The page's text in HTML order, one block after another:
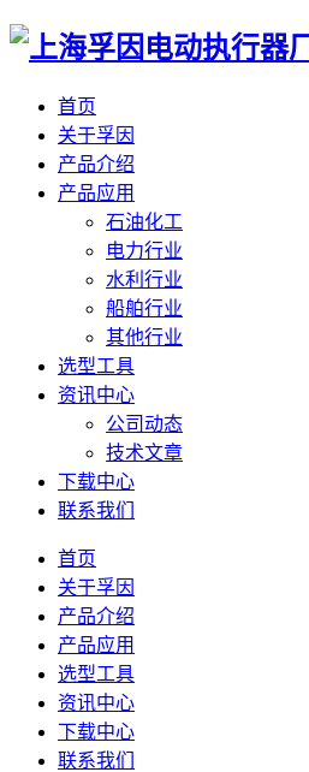
首页
关于孚因
产品介绍
产品应用
石油化工
电力行业
水利行业
船舶行业
其他行业
选型工具
资讯中心
公司动态
技术文章
下载中心
联系我们
首页
关于孚因
产品介绍
产品应用
选型工具
资讯中心
下载中心
联系我们